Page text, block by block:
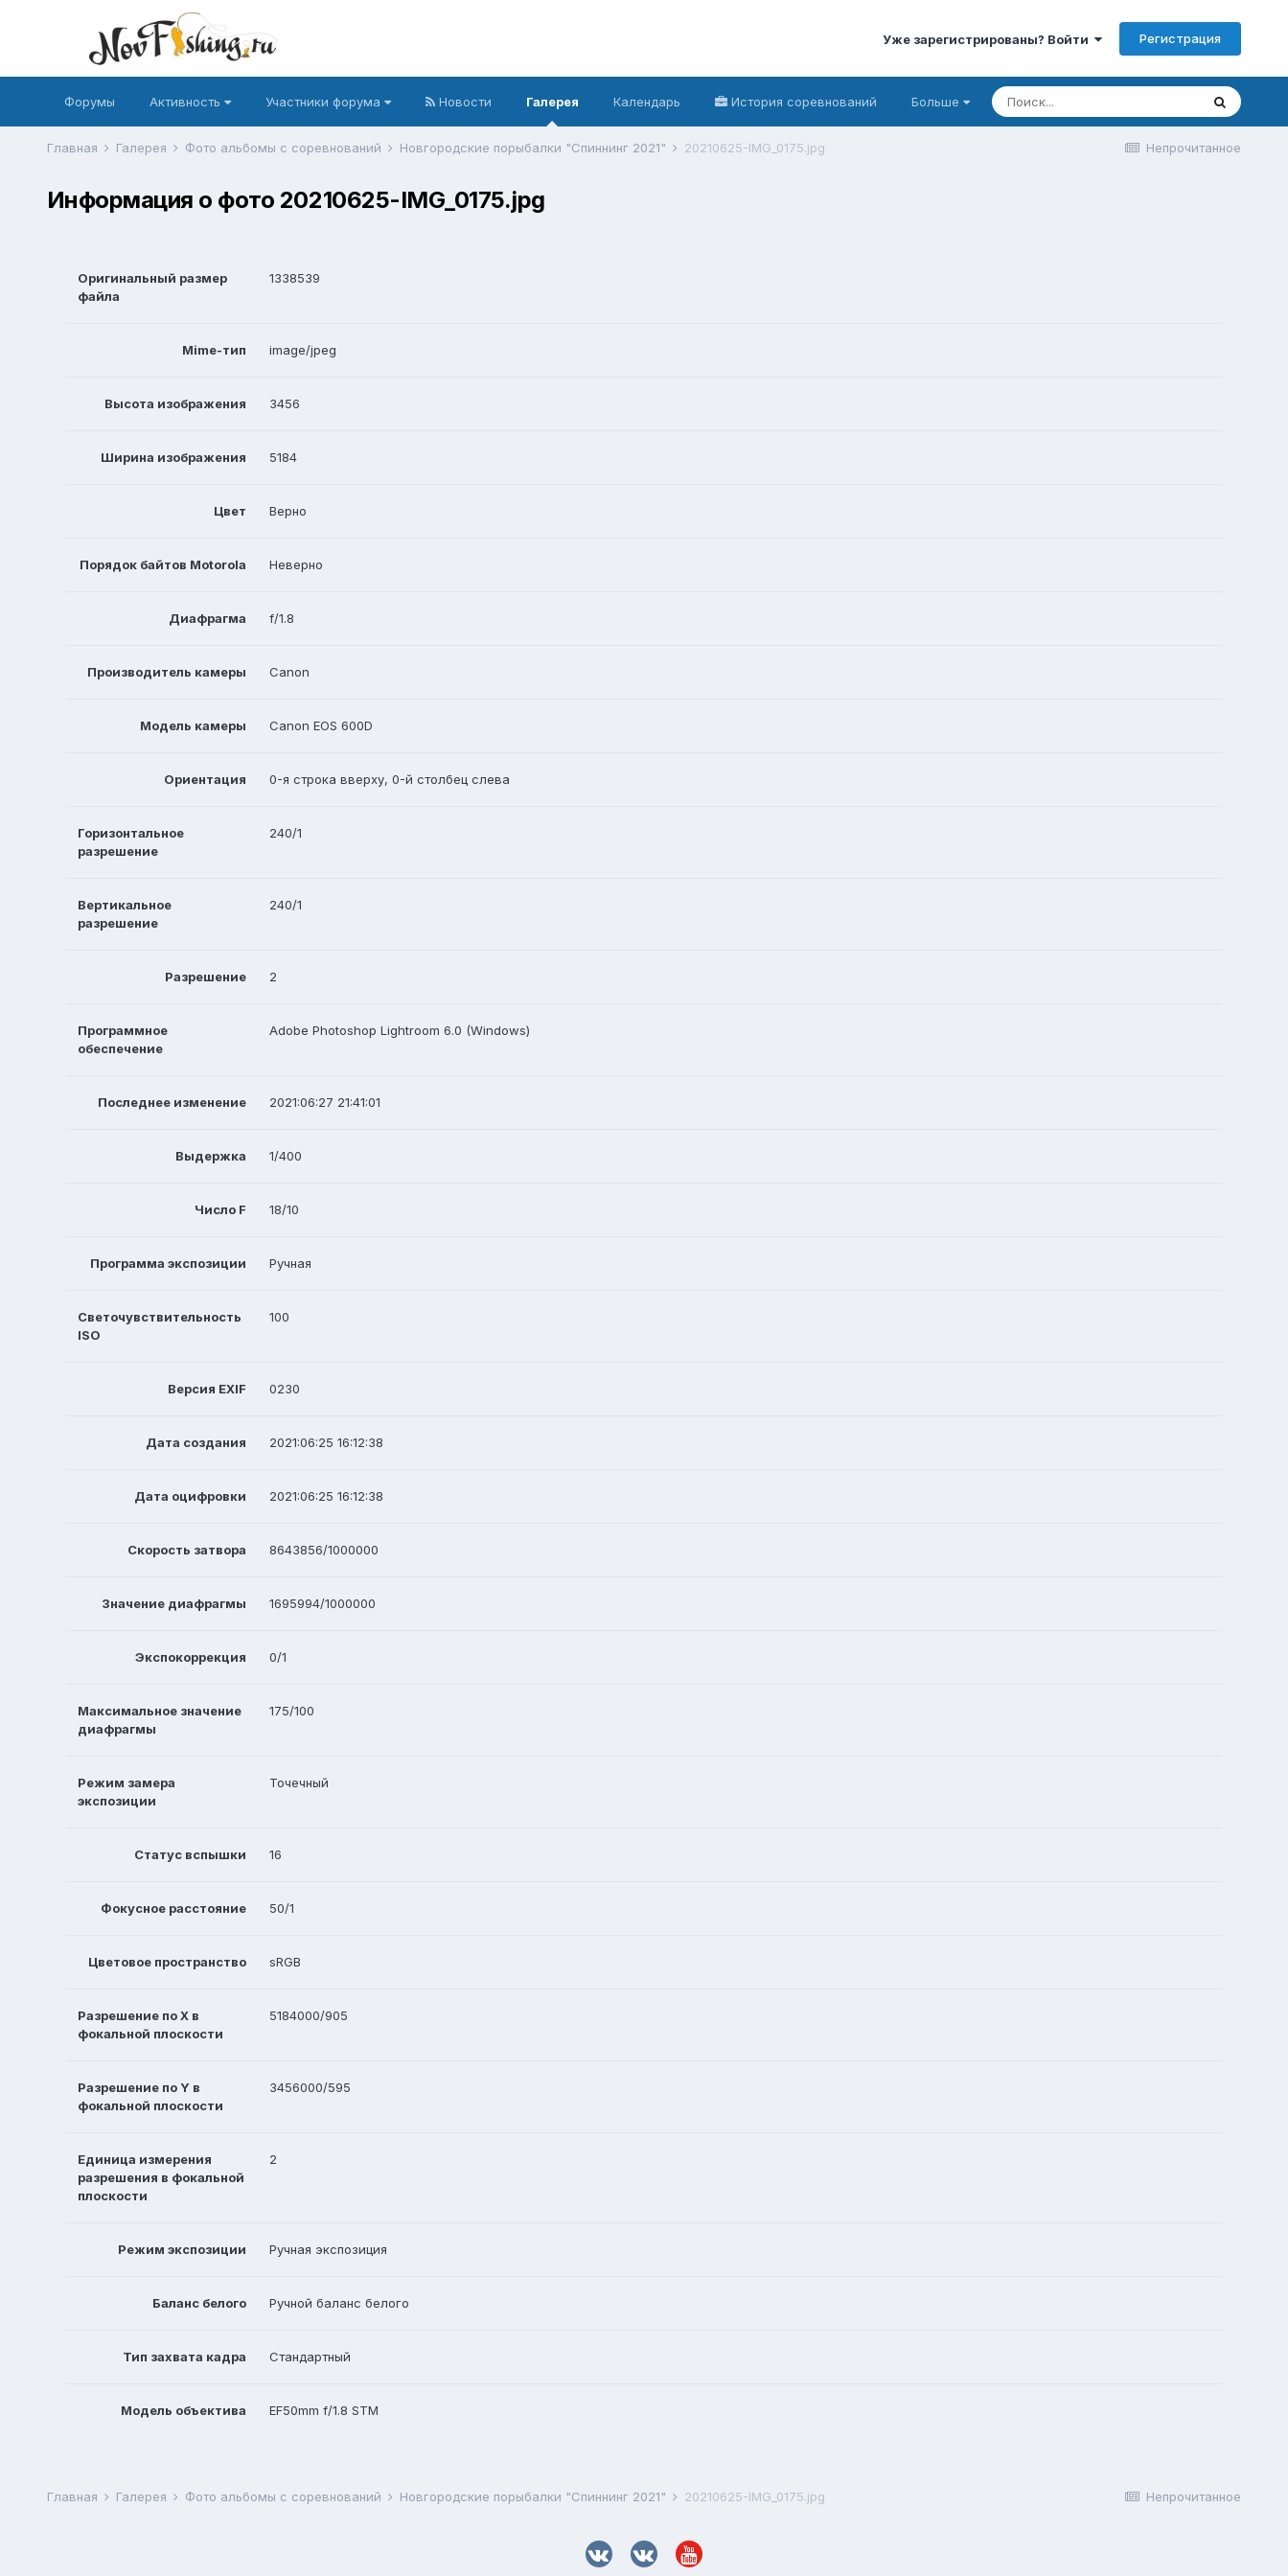
Уже зарегистрированы? Войти Регистрация
Форумы Активность Участники форума Новости Галерея Календарь История соревнований Больше
Непрочитанное
Главная Галерея Фото альбомы с соревнований Новгородские порыбалки "Спиннинг 2021" 20210625-IMG_0175.jpg
Информация о фото 20210625-IMG_0175.jpg
Оригинальный размер
файла
1338539
Mime-тип image/jpeg
Высота изображения 3456
Ширина изображения 5184
Цвет Верно
Порядок байтов Motorola Неверно
Диафрагма f/1.8
Производитель камеры Canon
Модель камеры Canon EOS 600D
Ориентация 0-я строка вверху, 0-й столбец слева
Горизонтальное
разрешение
240/1
Вертикальное
разрешение
240/1
Разрешение 2
Программное
обеспечение
Adobe Photoshop Lightroom 6.0 (Windows)
Последнее изменение 2021:06:27 21:41:01
Выдержка 1/400
Число F 18/10
Программа экспозиции Ручная
Светочувствительность
ISO
100
Версия EXIF 0230
Дата создания 2021:06:25 16:12:38
Дата оцифровки 2021:06:25 16:12:38
Скорость затвора 8643856/1000000
Значение диафрагмы 1695994/1000000
Экспокоррекция 0/1
Максимальное значение
диафрагмы
175/100
Режим замера
экспозиции
Точечный
Статус вспышки 16
Фокусное расстояние 50/1
Цветовое пространство sRGB
Разрешение по X в
фокальной плоскости
5184000/905
Разрешение по Y в
фокальной плоскости
3456000/595
Единица измерения
разрешения в фокальной
плоскости
2
Режим экспозиции Ручная экспозиция
Баланс белого Ручной баланс белого
Тип захвата кадра Стандартный
Модель объектива EF50mm f/1.8 STM
Непрочитанное
Главная Галерея Фото альбомы с соревнований Новгородские порыбалки "Спиннинг 2021" 20210625-IMG_0175.jpg